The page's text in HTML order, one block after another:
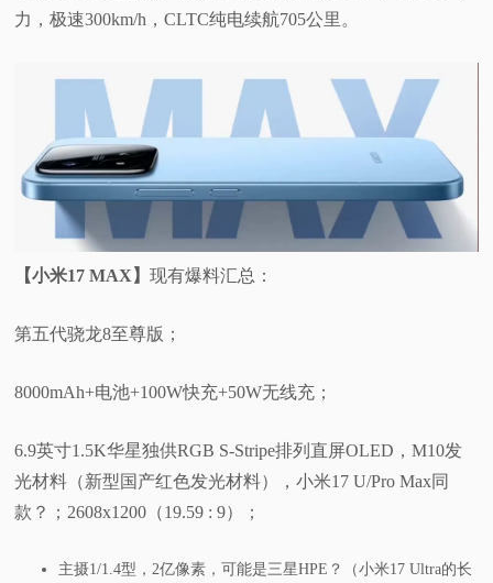
力，极速300km/h，CLTC纯电续航705公里。
【小米17 MAX】现有爆料汇总：
第五代骁龙8至尊版；
8000mAh+电池+100W快充+50W无线充；
6.9英寸1.5K华星独供RGB S-Stripe排列直屏OLED，M10发
光材料（新型国产红色发光材料），小米17 U/Pro Max同
款？；2608x1200（19.59 : 9）；
主摄1/1.4型，2亿像素，可能是三星HPE？（小米17 Ultra的长